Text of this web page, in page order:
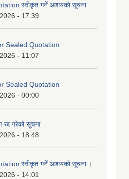
स्वीकृत गर्ने आशयको सूचना
- 17:39
Sealed Quotation
- 11:07
Sealed Quotation
- 00:00
रद्द गरेको सूचना
- 18:48
स्वीकृत गर्ने आशयको सूचना ।
- 14:01